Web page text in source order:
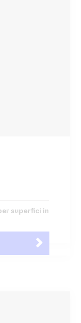
superfici in